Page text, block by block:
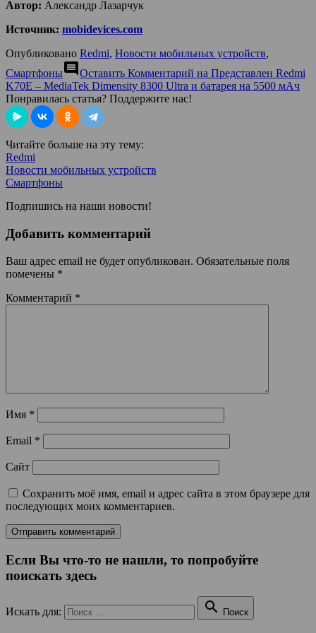
Автор: Александр Лазарчук
Источник: mobidevices.com
Опубликовано Redmi, Новости мобильных устройств,
Смартфоныcomment Оставить Комментарий на Представлен Redmi
K70E – MediaTek Dimensity 8300 Ultra и батарея на 5500 мАч
Понравилась статья? Поддержите нас!
Читайте больше на эту тему:
Redmi
Новости мобильных устройств
Смартфоны
Подпишись на наши новости!
Добавить комментарий
Ваш адрес email не будет опубликован. Обязательные поля
помечены *
Комментарий *
Имя *
Email *
Сайт
Сохранить моё имя, email и адрес сайта в этом браузере для
последующих моих комментариев.
Если Вы что-то не нашли, то попробуйте
поискать здесь
Искать для:  Поиск